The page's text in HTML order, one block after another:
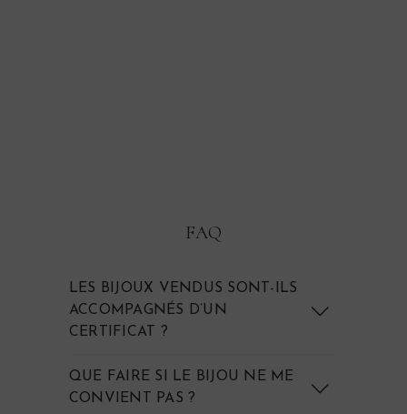
FAQ
LES BIJOUX VENDUS SONT-ILS
ACCOMPAGNÉS D’UN
CERTIFICAT ?
QUE FAIRE SI LE BIJOU NE ME
CONVIENT PAS ?